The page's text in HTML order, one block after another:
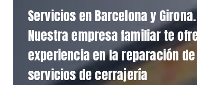
Servicios en Barcelona y Girona.
Nuestra empresa familiar te
experiencia en la reparación
servicios de cerrajería